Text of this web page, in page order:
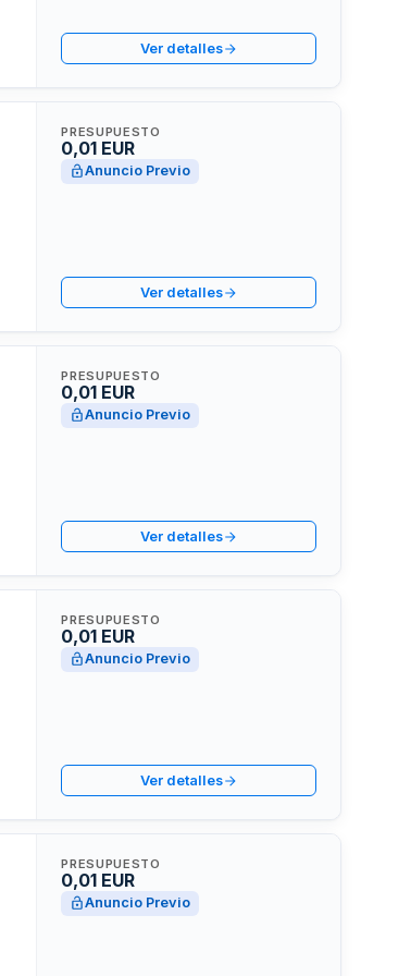
Ver detalles
PRESUPUESTO
0,01 EUR
Anuncio Previo
Ver detalles
PRESUPUESTO
0,01 EUR
Anuncio Previo
Ver detalles
PRESUPUESTO
0,01 EUR
Anuncio Previo
Ver detalles
PRESUPUESTO
0,01 EUR
Anuncio Previo